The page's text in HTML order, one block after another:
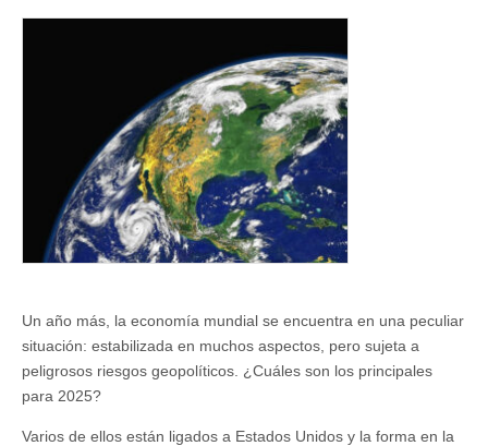
Un año más, la economía mundial se encuentra en una peculiar
situación: estabilizada en muchos aspectos, pero sujeta a
peligrosos riesgos geopolíticos. ¿Cuáles son los principales
para 2025?
Varios de ellos están ligados a Estados Unidos y la forma en la